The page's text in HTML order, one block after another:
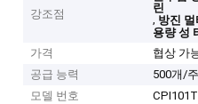
강조점
린
, 방진
용량 성
가격
협상 가
공급 능력
500개/주
모델 번호